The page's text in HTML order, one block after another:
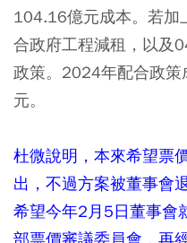
104.16億元成本。若加
合政府工程減租，以及
政策。2024年配合政
元。
杜微說明，本來希望票
出，不過方案被董事會
希望今年2月5日董事會
部票價審議委員會，再